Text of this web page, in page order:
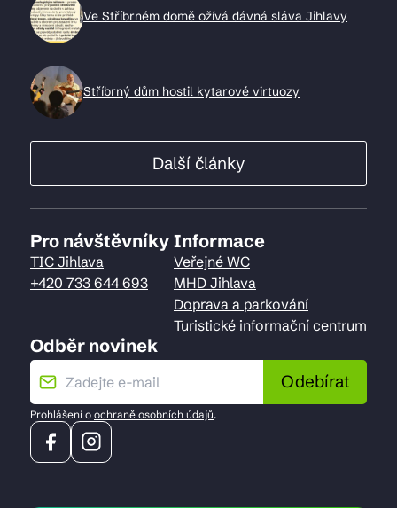
Ve Stříbrném domě ožívá dávná sláva Jihlavy
Stříbrný dům hostil kytarové virtuozy
Další články
Pro návštěvníky
TIC Jihlava
+420 733 644 693
Informace
Veřejné WC
MHD Jihlava
Doprava a parkování
Turistické informační centrum
Odběr novinek
Odebírat
Prohlášení o ochraně osobních údajů.